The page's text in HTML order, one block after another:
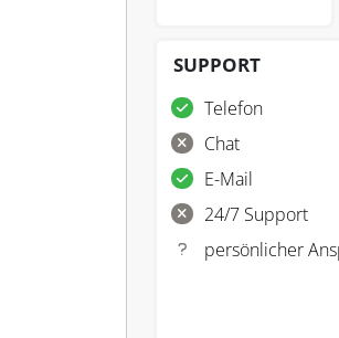
SUPPORT
Telefon
Chat
E-Mail
24/7 Support
persönlicher